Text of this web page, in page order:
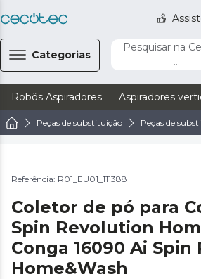
Categorias
Pesquisar na
...
Robôs Aspiradores Aspiradores
Peças de substituição Peças de
Referência: R01_EU01_111388
Coletor de pó para
Spin Revolution
Conga 16090 Ai
Home&Wash